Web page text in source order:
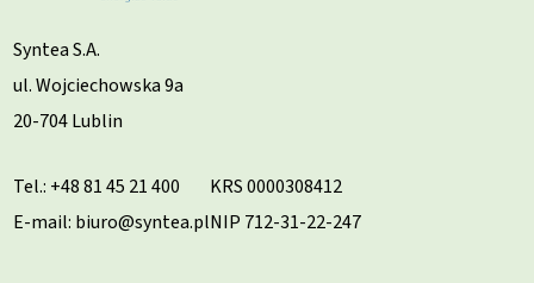
Syntea S.A.
ul. Wojciechowska 9a
20-704 Lublin
Tel.: +48 81 45 21 400
E-mail: biuro@syntea.pl
KRS 0000308412
NIP 712-31-22-247